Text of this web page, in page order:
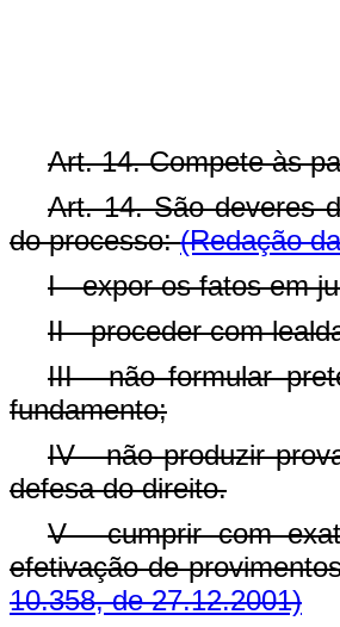
Art. 14. Compete às
Art. 14. São deveres
do processo:(Redação
I - expor os fatos em
II - proceder com
III - não formular
fundamento;
IV - não produzir
defesa do direito.
V - cumprir com
efetivação de
10.358, de 27.12.2001)